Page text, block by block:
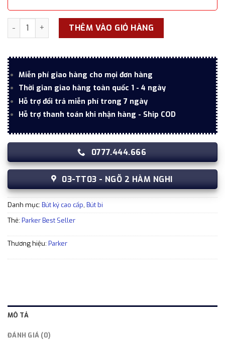
Bút bi Parker Sonnet Matt Black GT Rollerball S0817970
THÊM VÀO GIỎ HÀNG
Miễn phí giao hàng cho mọi đơn hàng
Thời gian giao hàng toàn quốc 1 - 4 ngày
Hỗ trợ đổi trả miễn phí trong 7 ngày
Hỗ trợ thanh toán khi nhận hàng - Ship COD
0777.444.666
03-TT03 - NGÕ 2 HÀM NGHI
Danh mục: Bút ký cao cấp, Bút bi
Thẻ: Parker Best Seller
Thương hiệu: Parker
MÔ TẢ
ĐÁNH GIÁ (0)